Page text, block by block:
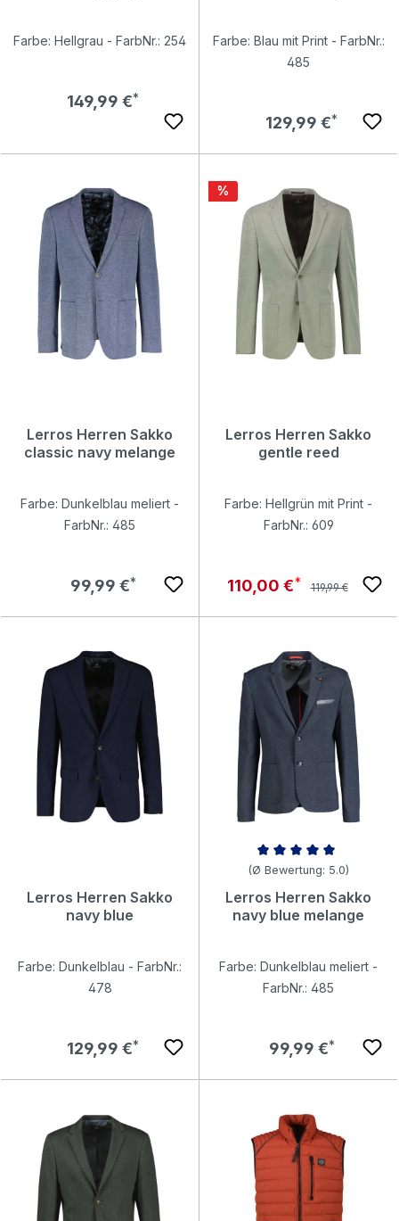
Farbe: Hellgrau - FarbNr.: 254
Regulärer Preis:
149,99 €
Farbe: Blau mit Print - FarbNr.:
485
Regulärer Preis:
129,99 €
Lerros Herren Sakko
classic navy melange
Farbe: Dunkelblau meliert -
FarbNr.: 485
Regulärer Preis:
99,99 €
Rabatt
%
Lerros Herren Sakko
gentle reed
Farbe: Hellgrün mit Print -
FarbNr.: 609
Verkaufspreis:
110,00 € Regulärer Preis:
119,99 €
Lerros Herren Sakko
navy blue
Farbe: Dunkelblau - FarbNr.:
478
Regulärer Preis:
129,99 €
Durchschnittliche Bewertung
(Ø Bewertung: 5.0)
Lerros Herren Sakko
navy blue melange
Farbe: Dunkelblau meliert -
FarbNr.: 485
Regulärer Preis:
99,99 €